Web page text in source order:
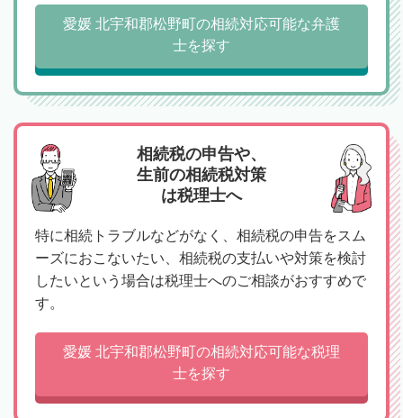
愛媛 北宇和郡松野町の相続対応可能な弁護
士を探す
相続税の申告や、
生前の相続税対策
は税理士へ
特に相続トラブルなどがなく、相続税の申告をスム
ーズにおこないたい、相続税の支払いや対策を検討
したいという場合は税理士へのご相談がおすすめで
す。
愛媛 北宇和郡松野町の相続対応可能な税理
士を探す